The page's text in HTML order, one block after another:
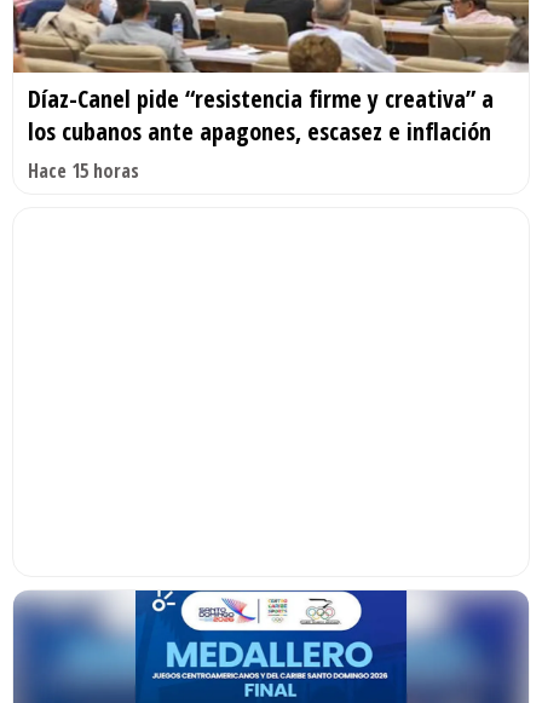
Díaz-Canel pide “resistencia firme y creativa” a
los cubanos ante apagones, escasez e inflación
Hace 15 horas